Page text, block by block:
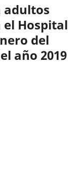
adultos
el Hospital
del
año 2019